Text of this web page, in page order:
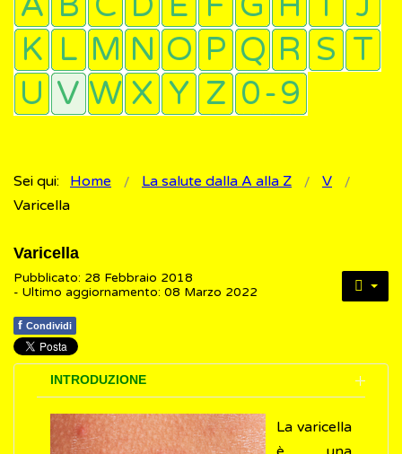
Sei qui: Home La salute dalla A alla Z
V
Varicella
Varicella
Pubblicato: 28 Febbraio 2018
- Ultimo aggiornamento: 08 Marzo 2022
f Condividi
INTRODUZIONE
La varicella